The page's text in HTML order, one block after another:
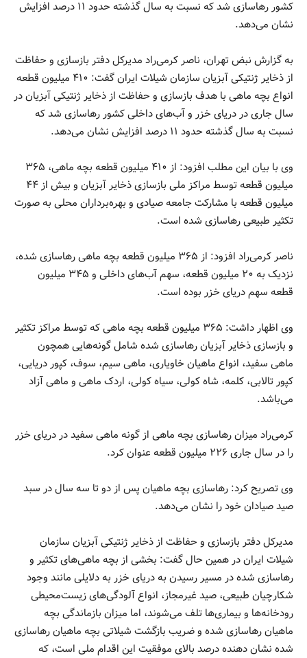
کشور رهاسازی شد که نسبت به سال گذشته حدود ۱۱ درصد افزایش
نشان می‌دهد.
به گزارش نبض تهران، ناصر کرمی‌راد مدیرکل دفتر بازسازی و حفاظت
از ذخایر ژنتیکی آبزیان سازمان شیلات ایران گفت: ۴۱۰ میلیون قطعه
انواع بچه ‌ماهی با هدف بازسازی و حفاظت از ذخایر ژنتیکی آبزیان در
سال جاری در دریای خزر و آب‌های داخلی کشور رهاسازی شد که
نسبت به سال گذشته حدود ۱۱ درصد افزایش نشان می‌دهد.
وی با بیان این مطلب افزود: از ۴۱۰ میلیون قطعه بچه ماهی، ۳۶۵
میلیون قطعه توسط مراکز ملی بازسازی ذخایر آبزیان و بیش از ۴۴
میلیون قطعه با مشارکت جامعه صیادی و بهره‌برداران محلی به صورت
تکثیر طبیعی رهاسازی شده است.
ناصر کرمی‌راد افزود: از ۳۶۵ میلیون قطعه بچه ماهی رهاسازی شده،
نزدیک به ۲۰ میلیون قطعه، سهم آب‌های داخلی و ۳۴۵ میلیون
قطعه سهم دریای خزر بوده است.
وی اظهار داشت: ۳۶۵ میلیون قطعه بچه ماهی که توسط مراکز تکثیر
و بازسازی ذخایر آبزیان رهاسازی شده شامل گونه‌هایی همچون
ماهی سفید، انواع ماهیان خاویاری، ماهی سیم، سوف، کپور دریایی،
کپور تالابی، کلمه، شاه کولی، سیاه کولی، اردک ماهی و ماهی آزاد
می‌باشد.
کرمی‌راد میزان رهاسازی بچه ماهی از گونه ماهی سفید در دریای خزر
را در سال جاری ۲۲۶ میلیون قطعه عنوان کرد.
وی تصریح کرد: رهاسازی بچه ماهیان پس از دو تا سه سال در سبد
صید صیادان خود را نشان می‌دهد.
مدیرکل دفتر بازسازی و حفاظت از ذخایر ژنتیکی آبزیان سازمان
شیلات ایران در همین حال گفت: بخشی از بچه ماهی‌های تکثیر و
رهاسازی شده در مسیر رسیدن به دریای خزر به دلایلی مانند وجود
شکارچیان طبیعی، صید غیرمجاز، انواع آلودگی‌های زیست‌محیطی
رودخانه‌ها و بیماری‌ها تلف می‌شوند، اما میزان بازماندگی بچه
ماهیان رهاسازی شده و ضریب بازگشت شیلاتی بچه ماهیان رهاسازی
شده نشان دهنده درصد بالای موفقیت این اقدام ملی است، که